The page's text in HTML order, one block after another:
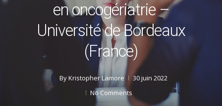
en oncogériatrie –
Université de Bordeaux
(France)
ByKristopher Lamore
30 juin 2022
No Comments